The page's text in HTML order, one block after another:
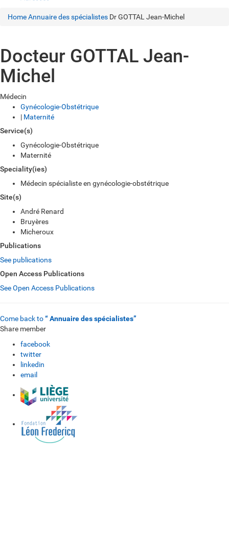
HomeAnnuaire des spécialistes Dr GOTTAL Jean-Michel
Docteur GOTTAL Jean-
Michel
Médecin
Gynécologie-Obstétrique
| Maternité
Service(s)
Gynécologie-Obstétrique
Maternité
Speciality(ies)
Médecin spécialiste en gynécologie-obstétrique
Site(s)
André Renard
Bruyères
Micheroux
Publications
See publications
Open Access Publications
See Open Access Publications
Come back to“ Annuaire des spécialistes”
Share member
facebook
twitter
linkedin
email